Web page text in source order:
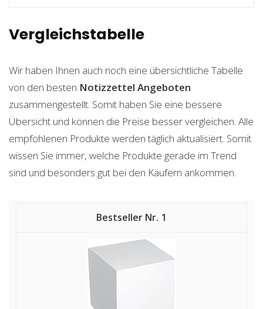
Vergleichstabelle
Wir haben Ihnen auch noch eine übersichtliche Tabelle
von den besten Notizzettel Angeboten
zusammengestellt. Somit haben Sie eine bessere
Übersicht und können die Preise besser vergleichen. Alle
empfohlenen Produkte werden täglich aktualisiert. Somit
wissen Sie immer, welche Produkte gerade im Trend
sind und besonders gut bei den Käufern ankommen.
1